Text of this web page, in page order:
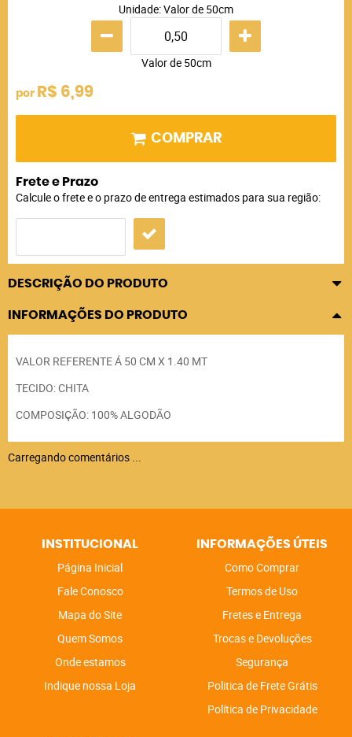
Unidade: Valor de 50cm
Valor de 50cm
por R$ 6,99
COMPRAR
Frete e Prazo
Calcule o frete e o prazo de entrega estimados para sua região:
DESCRIÇÃO DO PRODUTO
INFORMAÇÕES DO PRODUTO
VALOR REFERENTE Á 50 CM X 1.40 MT
TECIDO: CHITA
COMPOSIÇÃO: 100% ALGODÃO
Carregando comentários ...
INSTITUCIONAL
Página Inicial
Fale Conosco
Mapa do Site
Quem Somos
Onde estamos
Indique nossa Loja
INFORMAÇÕES ÚTEIS
Como Comprar
Termos de Uso
Fretes e Entrega
Trocas e Devoluções
Segurança
Politica de Frete Grátis
Política de Privacidade